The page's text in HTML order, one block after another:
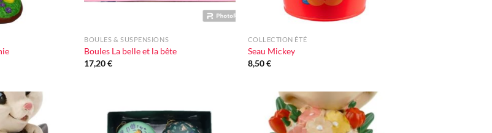
BOULES & SUSPENSIONS
Boules La belle et la bête
17,20€
COLLECTION ÉTÉ
Seau Mickey
8,50€
Ajouter
Ajouter
Ajouter